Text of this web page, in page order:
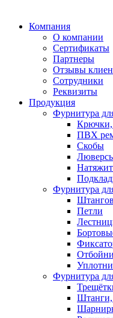
Компания
О компании
Сертификаты
Партнеры
Отзывы
Сотрудники
Реквизиты
Продукция
Фурнитура
Крючки,
ПВХ
Скобы
Фурнитура
Петли
Фурнитура
Штанги,